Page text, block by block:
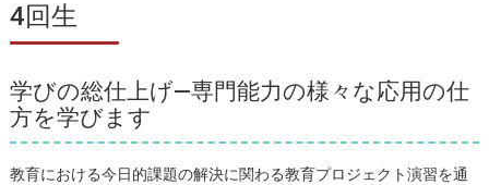
4回生
学びの総仕上げ—専門能力の様々な応用の仕
方を学びます
教育における今日的課題の解決に関わる教育プロジェクト演習を通